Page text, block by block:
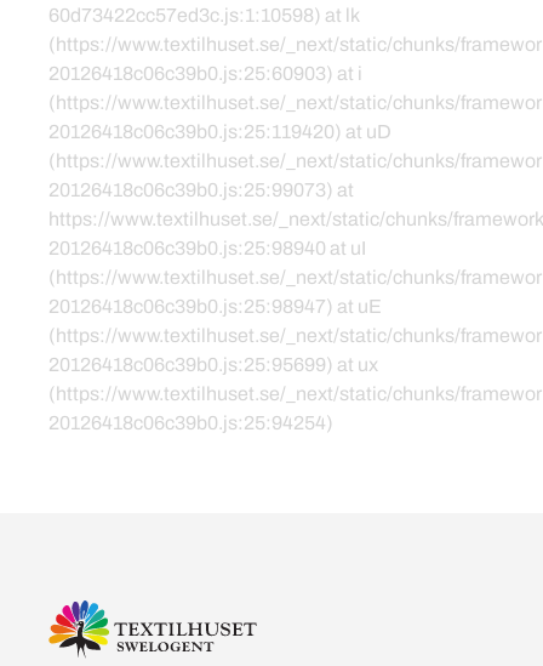
60d73422cc57ed3c.js:1:10598) at lk
(https://www.textilhuset.se/_next/static/chunks/
20126418c06c39b0.js:25:60903) at i
(https://www.textilhuset.se/_next/static/chunks/
20126418c06c39b0.js:25:119420) at uD
(https://www.textilhuset.se/_next/static/chunks/
20126418c06c39b0.js:25:99073) at
https://www.textilhuset.se/_next/static/chunks/
20126418c06c39b0.js:25:98940 at uI
(https://www.textilhuset.se/_next/static/chunks/
20126418c06c39b0.js:25:98947) at uE
(https://www.textilhuset.se/_next/static/chunks/
20126418c06c39b0.js:25:95699) at ux
(https://www.textilhuset.se/_next/static/chunks/
20126418c06c39b0.js:25:94254)
Kontakta oss